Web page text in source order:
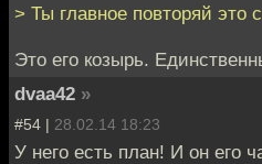
> Ты главное повторяй это
Это его козырь.
dvaa42 »
#54 | 28.02.14 18:23
У него есть план! И он его